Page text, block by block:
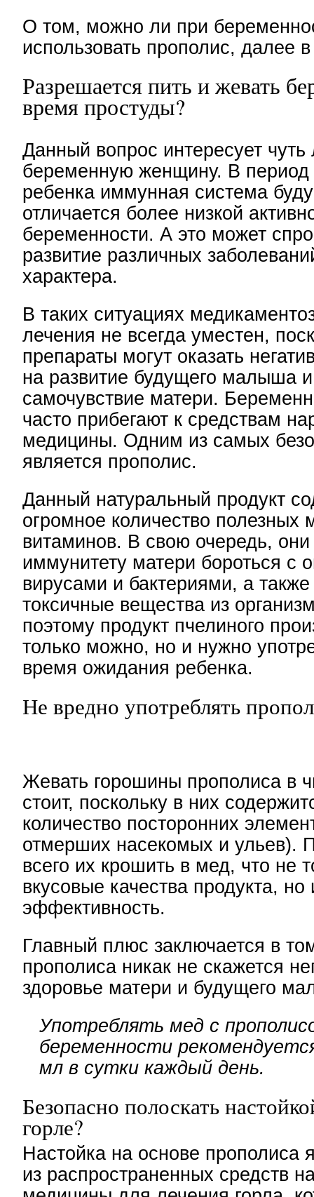
О том, можно ли при
использовать прополис, далее в
Разрешается пить и жевать
время простуды?
Данный вопрос интересует
беременную женщину. В
ребенка иммунная система
отличается более низкой
беременности. А это может
развитие различных
характера.
В таких ситуациях
лечения не всегда уместен,
препараты могут оказать
на развитие будущего малыша
самочувствие матери.
часто прибегают к средствам
медицины. Одним из самых
является прополис.
Данный натуральный продукт
огромное количество полезных
витаминов. В свою очередь,
иммунитету матери бороться с
вирусами и бактериями, а
токсичные вещества из
поэтому продукт пчелиного
только можно, но и нужно
время ожидания ребенка.
Не вредно употреблять
Жевать горошины прополиса в
стоит, поскольку в них
количество посторонних
отмерших насекомых и ульев).
всего их крошить в мед, что не
вкусовые качества продукта, но
эффективность.
Главный плюс заключается в
прополиса никак не скажется
здоровье матери и будущего
Употреблять мед с
беременности
мл в сутки каждый день.
Безопасно полоскать
горле?
Настойка на основе прополиса
из распространенных средств